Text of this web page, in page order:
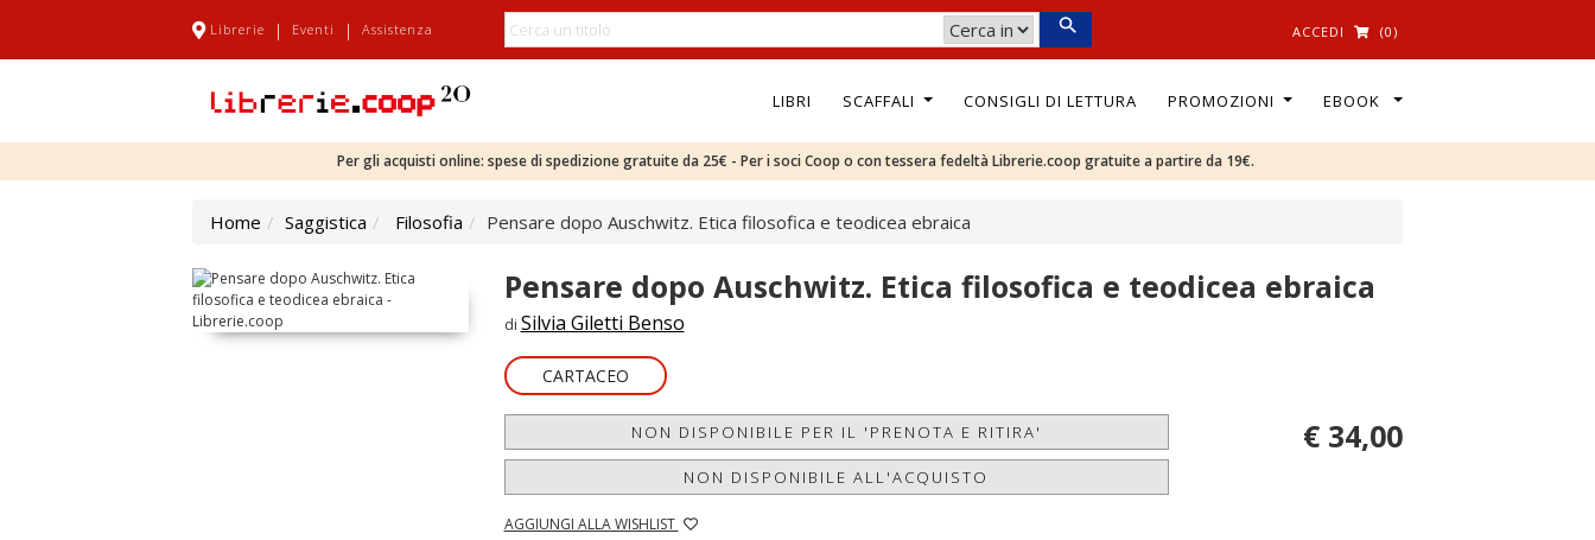
Librerie | Eventi | Assistenza ACCEDI (0)
LIBRI SCAFFALI CONSIGLI DI LETTURA PROMOZIONI EBOOK
Per gli acquisti online: spese di spedizione gratuite da 25€ - Per i soci Coop o con tessera fedeltà Librerie.coop gratuite a partire da 19€.
Home Saggistica Filosofia Pensare dopo Auschwitz. Etica filosofica e teodicea ebraica
Pensare dopo Auschwitz. Etica filosofica e teodicea ebraica
di Silvia Giletti Benso
CARTACEO
NON DISPONIBILE PER IL 'PRENOTA E RITIRA'
NON DISPONIBILE ALL'ACQUISTO
AGGIUNGI ALLA WISHLIST
€ 34,00